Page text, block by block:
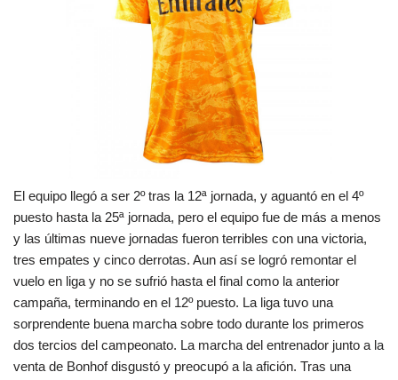
El equipo llegó a ser 2º tras la 12ª jornada, y aguantó en el 4º
puesto hasta la 25ª jornada, pero el equipo fue de más a menos
y las últimas nueve jornadas fueron terribles con una victoria,
tres empates y cinco derrotas. Aun así se logró remontar el
vuelo en liga y no se sufrió hasta el final como la anterior
campaña, terminando en el 12º puesto. La liga tuvo una
sorprendente buena marcha sobre todo durante los primeros
dos tercios del campeonato. La marcha del entrenador junto a la
venta de Bonhof disgustó y preocupó a la afición. Tras una